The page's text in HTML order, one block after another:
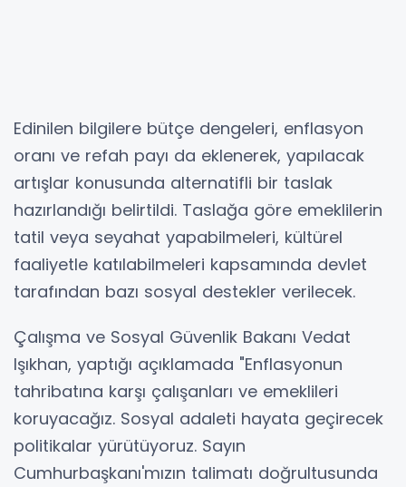
Edinilen bilgilere bütçe dengeleri, enflasyon
oranı ve refah payı da eklenerek, yapılacak
artışlar konusunda alternatifli bir taslak
hazırlandığı belirtildi. Taslağa göre emeklilerin
tatil veya seyahat yapabilmeleri, kültürel
faaliyetle katılabilmeleri kapsamında devlet
tarafından bazı sosyal destekler verilecek.
Çalışma ve Sosyal Güvenlik Bakanı Vedat
Işıkhan, yaptığı açıklamada "Enflasyonun
tahribatına karşı çalışanları ve emeklileri
koruyacağız. Sosyal adaleti hayata geçirecek
politikalar yürütüyoruz. Sayın
Cumhurbaşkanı'mızın talimatı doğrultusunda